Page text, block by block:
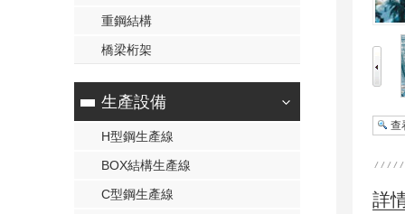
重鋼結構
橋梁桁架
生產設備
H型鋼生產線
BOX結構生產線
C型鋼生產線
查
詳